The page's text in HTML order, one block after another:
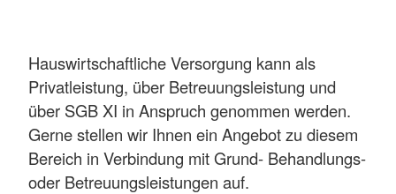
Hauswirtschaftliche Versorgung kann als
Privatleistung, über Betreuungsleistung und
über SGB XI in Anspruch genommen werden.
Gerne stellen wir Ihnen ein Angebot zu diesem
Bereich in Verbindung mit Grund- Behandlungs-
oder Betreuungsleistungen auf.